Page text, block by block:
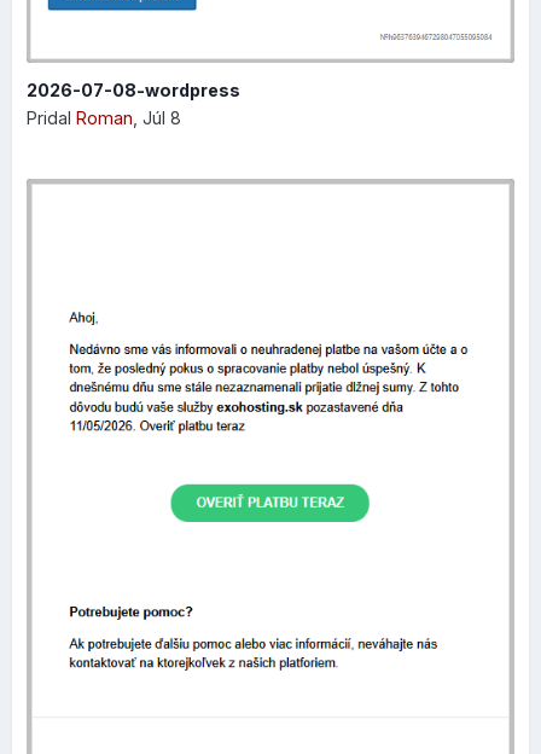
Výhodou je, že všetky zmeny, ktoré si zapisujete do
formulára sa premietajú v reálnom čase, takže hneď vidíte,
2026-07-08-wordpress
Pridal Roman Júl 8